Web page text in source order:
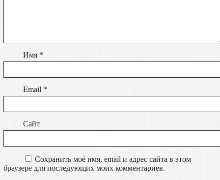
Имя *
Email *
Сайт
Сохранить моё имя, email и адрес сайта в этом
браузере для последующих моих комментариев.